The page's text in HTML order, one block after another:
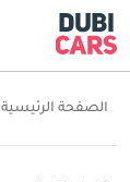
الصفحة الرئيسية